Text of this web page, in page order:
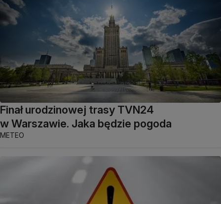
Finał urodzinowej trasy TVN24
w Warszawie. Jaka będzie pogoda
METEO